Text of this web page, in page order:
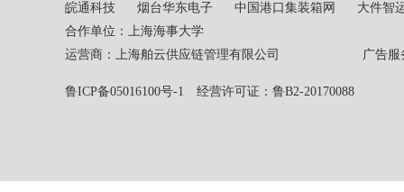
皖通科技 烟台华东电子 中国港口集装箱网
大件智
合作单位：上海海事大学
运营商：上海舶云供应链管理有限公司 广告服务热
鲁ICP备05016100号-1 经营许可证：鲁B2-20170088